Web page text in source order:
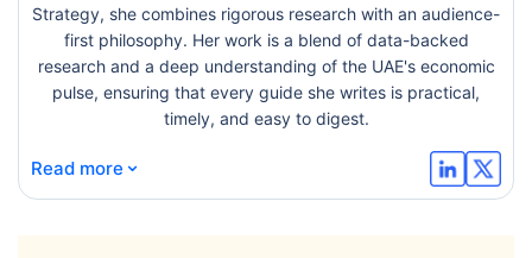
Strategy, she combines rigorous research with an audience-
first philosophy. Her work is a blend of data-backed
research and a deep understanding of the UAE's economic
pulse, ensuring that every guide she writes is practical,
timely, and easy to digest.
Read more ⌄